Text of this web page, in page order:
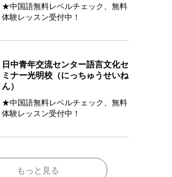
★中国語無料レベルチェック、無料
体験レッスン受付中！
日中青年交流センター語言文化セ
ミナー光明校（にっちゅうせいね
ん）
★中国語無料レベルチェック、無料
体験レッスン受付中！
もっと見る